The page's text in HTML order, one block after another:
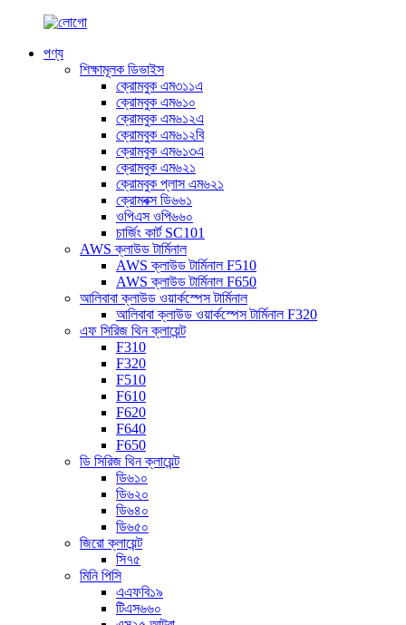
পণ্য
শিক্ষামূলক ডিভাইস
ক্রোমবুক এম৩১১এ
ক্রোমবুক এম৬১০
ক্রোমবুক এম৬১২এ
ক্রোমবুক এম৬১২বি
ক্রোমবুক এম৬১৩এ
ক্রোমবুক এম৬২১
ক্রোমবুক প্লাস এম৬২১
ক্রোমবক্স ডি৬৬১
ওপিএস ওপি৬৬০
চার্জিং কার্ট SC101
AWS ক্লাউড টার্মিনাল
AWS ক্লাউড টার্মিনাল F510
AWS ক্লাউড টার্মিনাল F650
আলিবাবা ক্লাউড ওয়ার্কস্পেস টার্মিনাল
আলিবাবা ক্লাউড ওয়ার্কস্পেস টার্মিনাল F320
এফ সিরিজ থিন ক্লায়েন্ট
F310
F320
F510
F610
F620
F640
F650
ডি সিরিজ থিন ক্লায়েন্ট
ডি৬১০
ডি৬২০
ডি৬৪০
ডি৬৫০
জিরো ক্লায়েন্ট
সি৭৫
মিনি পিসি
এএফবি১৯
টিএস৬৬০